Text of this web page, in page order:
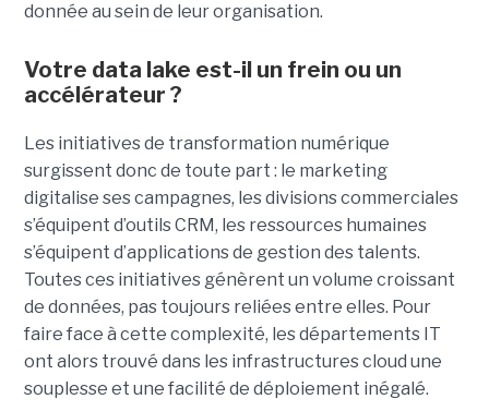
donnée au sein de leur organisation.
Votre data lake est-il un frein ou un
accélérateur ?
Les initiatives de transformation numérique
surgissent donc de toute part : le marketing
digitalise ses campagnes, les divisions commerciales
s’équipent d’outils CRM, les ressources humaines
s’équipent d’applications de gestion des talents.
Toutes ces initiatives génèrent un volume croissant
de données, pas toujours reliées entre elles. Pour
faire face à cette complexité, les départements IT
ont alors trouvé dans les infrastructures cloud une
souplesse et une facilité de déploiement inégalé.